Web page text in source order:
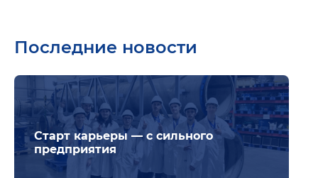
Последние новости
Старт карьеры — с сильного
предприятия